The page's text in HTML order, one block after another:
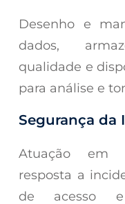
Desenho e
dados,
qualidade e
para análise e
Segurança da
Atuação em
resposta a
de acesso